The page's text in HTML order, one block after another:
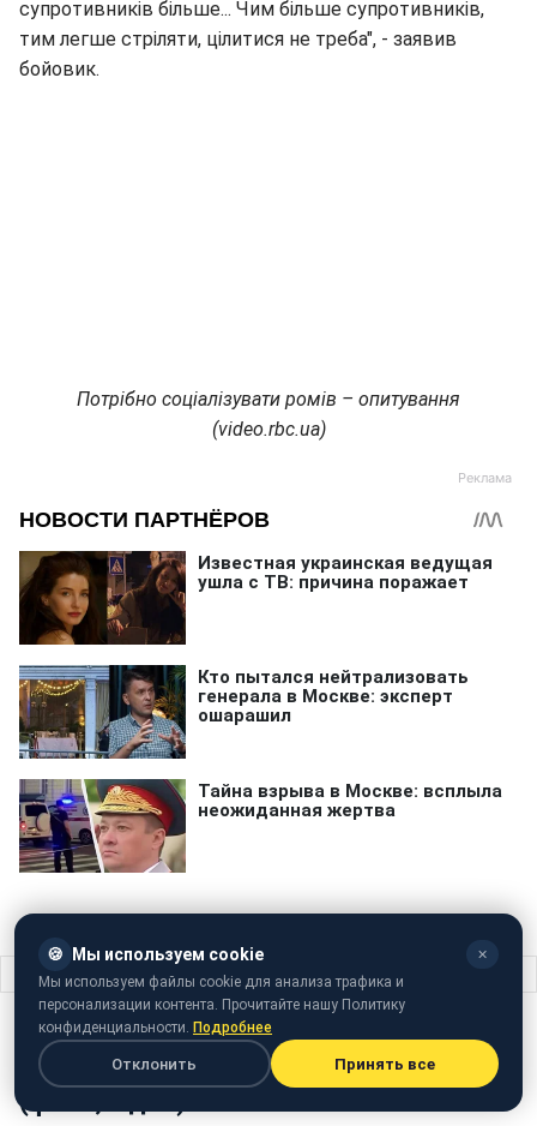
супротивників більше... Чим більше супротивників,
тим легше стріляти, цілитися не треба", - заявив
бойовик.
Потрібно соціалізувати ромів – опитування
(video.rbc.ua)
Главная Чернігів через негоду пішов під воду (фото, відео)
ЖИЗНЬ 30 июня 2018 · 14:57
Чернігів через негоду пішов під воду
(фото, відео)
🍪 Мы используем cookie ✕
Мы используем файлы cookie для анализа трафика и
персонализации контента. Прочитайте нашу Политику
конфиденциальности. Подробнее
Отклонить Принять все